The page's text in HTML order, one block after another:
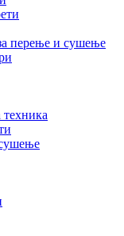
перење и сушење